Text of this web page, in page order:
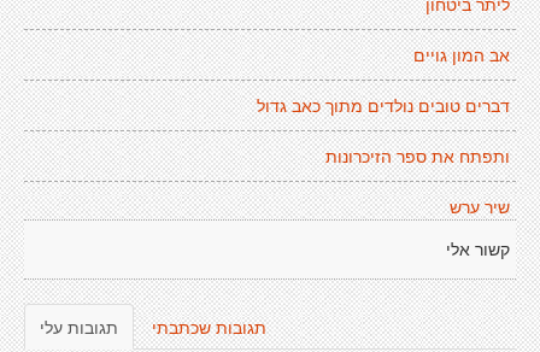
ליתר ביטחון
אב המון גויים
דברים טובים נולדים מתוך כאב גדול
ותפתח את ספר הזיכרונות
שיר ערש
קשור אלי
תגובות עלי תגובות שכתבתי